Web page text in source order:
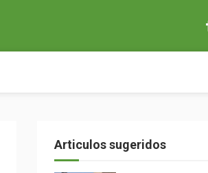
Articulos sugeridos